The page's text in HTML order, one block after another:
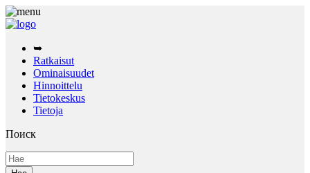
➥
Ratkaisut
Ominaisuudet
Hinnoittelu
Tietokeskus
Tietoja
Поиск